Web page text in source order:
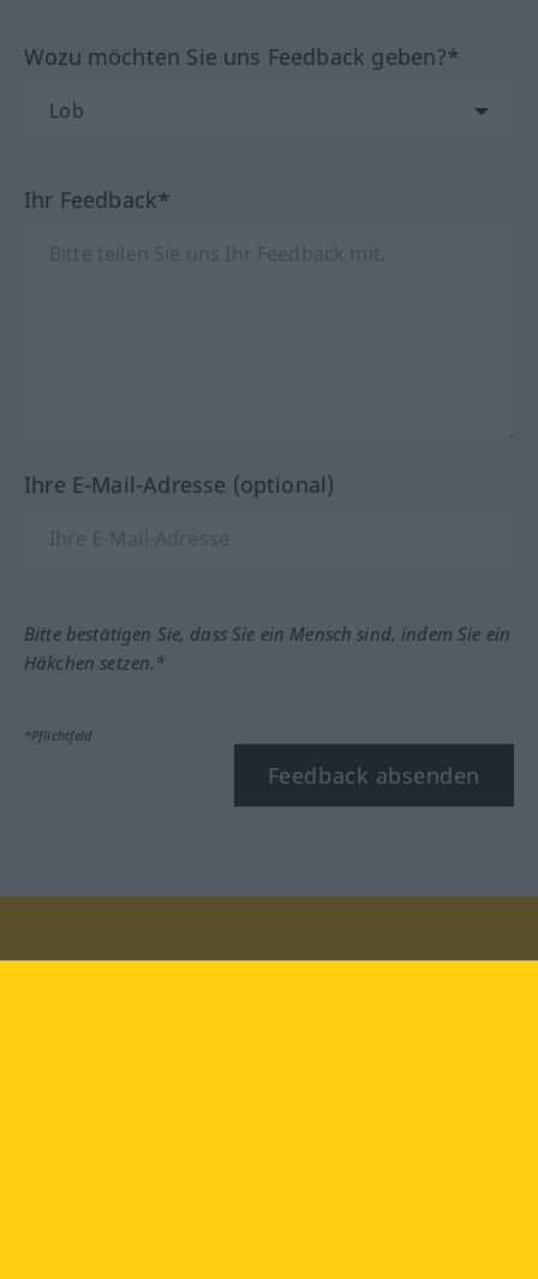
Wozu möchten Sie uns Feedback geben?*
Ihr Feedback*
Ihre E-Mail-Adresse (optional)
Bitte bestätigen Sie, dass Sie ein Mensch sind, indem Sie ein
Häkchen setzen.*
*Pflichtfeld
Feedback absenden
Besuchen Sie uns auf: